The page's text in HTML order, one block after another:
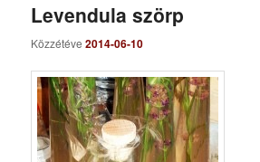
Levendula szörp
Közzétéve2014-06-10